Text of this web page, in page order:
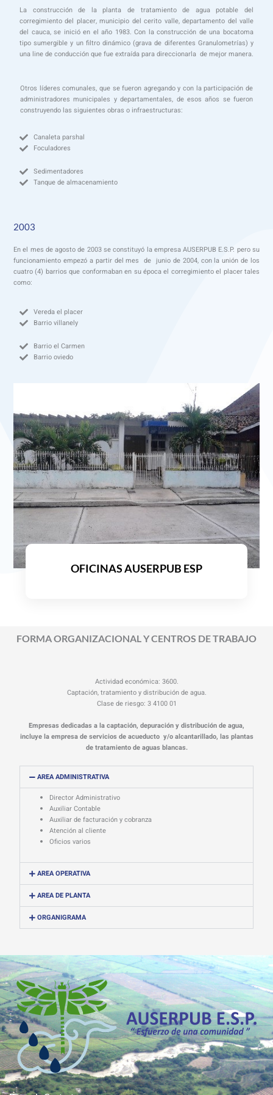
La construcción de la planta de tratamiento de agua potable del
corregimiento del placer, municipio del cerito valle, departamento del valle
del cauca, se inició en el año 1983. Con la construcción de una bocatoma
tipo sumergible y un filtro dinámico (grava de diferentes Granulometrías) y
una line de conducción que fue extraída para direccionarla de mejor manera.
Otros líderes comunales, que se fueron agregando y con la participación de
administradores municipales y departamentales, de esos años se fueron
construyendo las siguientes obras o infraestructuras:
Canaleta parshal
Foculadores
Sedimentadores
Tanque de almacenamiento
2003
En el mes de agosto de 2003 se constituyó la empresa AUSERPUB E.S.P. pero su
funcionamiento empezó a partir del mes de junio de 2004, con la unión de los
cuatro (4) barrios que conformaban en su época el corregimiento el placer tales
como:
Vereda el placer
Barrio villanely
Barrio el Carmen
Barrio oviedo
OFICINAS AUSERPUB ESP
FORMA ORGANIZACIONAL Y CENTROS DE TRABAJO
Actividad económica: 3600.
Captación, tratamiento y distribución de agua.
Clase de riesgo: 3 4100 01
Empresas dedicadas a la captación, depuración y distribución de agua,
incluye la empresa de servicios de acueducto y/o alcantarillado, las plantas
de tratamiento de aguas blancas.
AREA ADMINISTRATIVA
Director Administrativo
Auxiliar Contable
Auxiliar de facturación y cobranza
Atención al cliente
Oficios varios
AREA OPERATIVA
AREA DE PLANTA
ORGANIGRAMA